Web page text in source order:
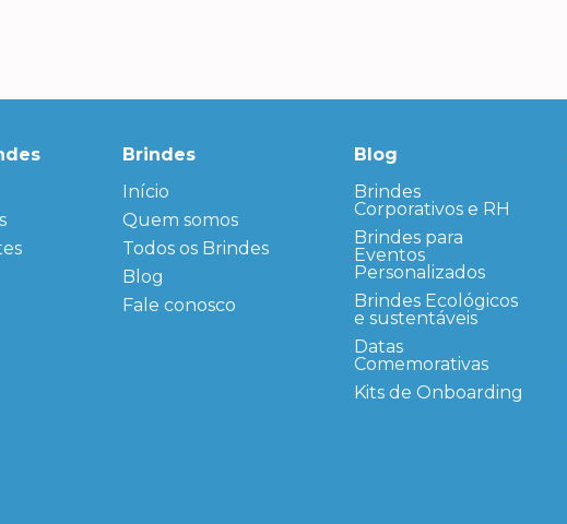
Brindes
Início
Quem somos
← Back
FAQ
Sitemap
Todos os Brindes
← Back
Agendas
Personalizadas
Anotação
Personalizado
Blog
Fale conosco
Blog
Brindes
Corporativos e RH
Brindes para
Eventos
Personalizados
Brindes Ecológicos
e sustentáveis
Datas
Comemorativas
Kits de Onboarding